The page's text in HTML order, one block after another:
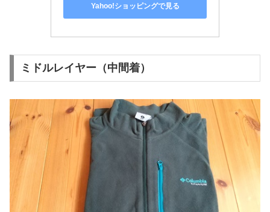
Yahoo!ショッピングで見る
ミドルレイヤー（中間着）